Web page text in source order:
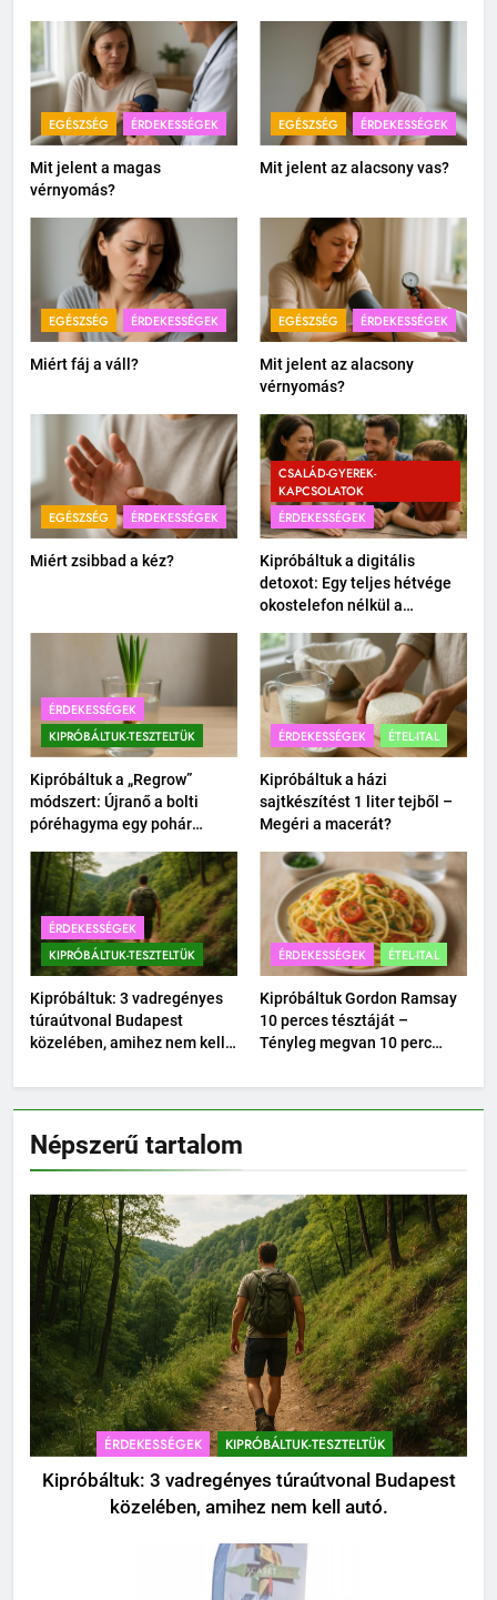
EGÉSZSÉG ÉRDEKESSÉGEK
Mit jelent a magas
vérnyomás?
EGÉSZSÉG ÉRDEKESSÉGEK
Mit jelent az alacsony vas?
EGÉSZSÉG ÉRDEKESSÉGEK
Miért fáj a váll?
EGÉSZSÉG ÉRDEKESSÉGEK
Mit jelent az alacsony
vérnyomás?
EGÉSZSÉG ÉRDEKESSÉGEK
Miért zsibbad a kéz?
CSALÁD-GYEREK-
KAPCSOLATOK
ÉRDEKESSÉGEK
Kipróbáltuk a digitális
detoxot: Egy teljes hétvége
okostelefon nélkül a
ÉRDEKESSÉGEK
KIPRÓBÁLTUK-TESZTELTÜK
Kipróbáltuk a „Regrow”
módszert: Újranő a bolti
póréhagyma egy pohár
ÉRDEKESSÉGEK ÉTEL-ITAL
Kipróbáltuk a házi
sajtkészítést 1 liter tejből –
Megéri a macerát?
ÉRDEKESSÉGEK
KIPRÓBÁLTUK-TESZTELTÜK
Kipróbáltuk: 3 vadregényes
túraútvonal Budapest
közelében, amihez nem kell
ÉRDEKESSÉGEK ÉTEL-ITAL
Kipróbáltuk Gordon Ramsay
10 perces tésztáját –
Tényleg megvan 10 perc
Népszerű tartalom
ÉRDEKESSÉGEK KIPRÓBÁLTUK-TESZTELTÜK
Kipróbáltuk: 3 vadregényes túraútvonal Budapest
közelében, amihez nem kell autó.